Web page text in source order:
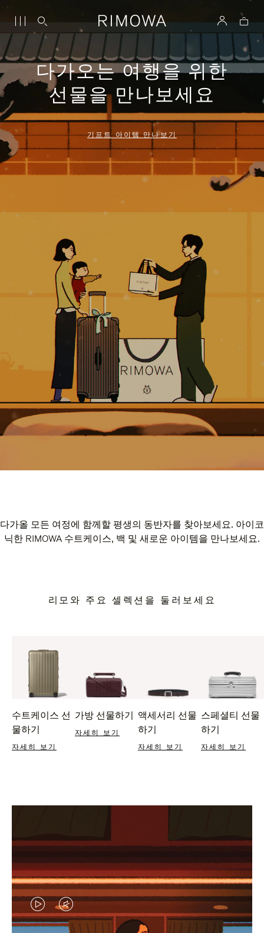
다가오는 여행을 위한
선물을 만나보세요
기프트 아이템 만나보기
다가올 모든 여정에 함께할 평생의 동반자를 찾아보세요. 아이코
닉한 RIMOWA 수트케이스, 백 및 새로운 아이템을 만나보세요.
리모와 주요 셀렉션을 둘러보세요
수트케이스 선
물하기
자세히 보기
가방 선물하기
자세히 보기
액세서리 선물
하기
자세히 보기
스페셜티 선물
하기
자세히 보기
VIDEOVIDEO